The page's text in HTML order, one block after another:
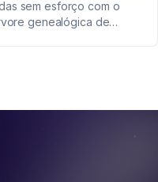
sem esforço com o
genealógica de